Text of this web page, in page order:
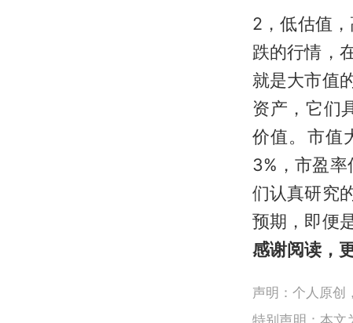
2，低估值
跌的行情，
就是大市值
资产，它们
价值。市值
3%，市盈
们认真研究
预期，即便
感谢阅读，
声明：个人原创
特别声明：本文